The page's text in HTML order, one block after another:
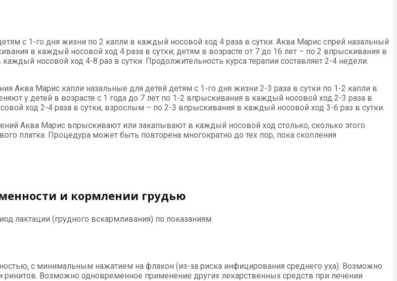
с 1-го дня жизни по 2 капли в каждый носовой ход 4 раза в сутки. Аква Марис спрей назальный
в каждый носовой ход 4 раза в сутки; детям в возрасте от 7 до 16 лет – по 2 впрыскивания в
носовой ход 4-8 раз в сутки. Продолжительность курса терапии составляет 2-4 недели.
Аква Марис капли назальные для детей детям с 1-го дня жизни 2-3 раза в сутки по 1-2 капли в
у детей в возрасте с 1 года до 7 лет по 1-2 впрыскивания в каждый носовой ход 2-3 раза в
ход 2-4 раза в сутки, взрослым – по 2-3 впрыскивания в каждый носовой ход 3-6 раз в сутки.
Аква Марис впрыскивают или закапывают в каждый носовой ход столько, сколько этого
платка. Процедура может быть повторена многократно до тех пор, пока скопления
и кормлении грудью
лактации (грудного вскармливания) по показаниям.
с минимальным нажатием на флакон (из-за риска инфицирования среднего уха). Возможно
Возможно одновременное применение других лекарственных средств при лечении